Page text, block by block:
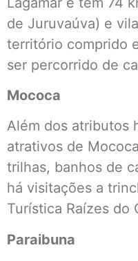
de Juruvaúva) e
território comprido
ser percorrido de
Mococa
Além dos atributos
atrativos de
trilhas, banhos de
há visitações a
Turística Raízes do
Paraibuna